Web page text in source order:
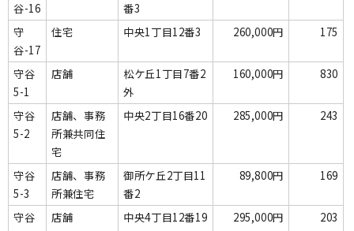
谷-16
番3
守
谷-17
住宅 中央1丁目12番3 260,000円 175
守谷
5-1
店舗
松ケ丘1丁目7番2
外
160,000円 830
守谷
5-2
店舗、事務
所兼共同住
宅
中央2丁目16番20 285,000円 243
守谷
5-3
店舗、事務
所兼住宅
御所ケ丘2丁目11
番2
89,800円 169
守谷
店舗 中央4丁目12番19 295,000円 203